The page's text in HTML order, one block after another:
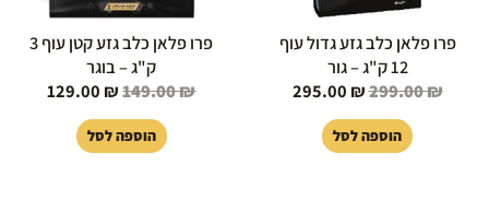
פרו פלאן כלב גזע גדול עוף
12 ק"ג – גור
299.00₪
295.00 ₪
הוספה לסל
פרו פלאן כלב גזע קטן עוף 3
ק"ג – בוגר
149.00₪
129.00 ₪
הוספה לסל